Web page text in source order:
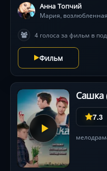
Анна Топчий
Мария,
4 голоса за фильм в
Фильм
Сашка
7.3